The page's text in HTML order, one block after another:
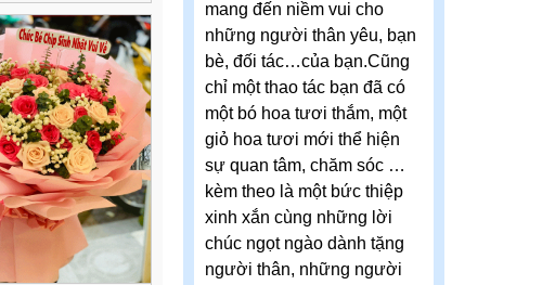
mang đến niềm vui cho
những người thân yêu, bạn
bè, đối tác…của bạn.Cũng
chỉ một thao tác bạn đã có
một bó hoa tươi thắm, một
giỏ hoa tươi mới thể hiện
sự quan tâm, chăm sóc …
kèm theo là một bức thiệp
xinh xắn cùng những lời
chúc ngọt ngào dành tặng
người thân, những người